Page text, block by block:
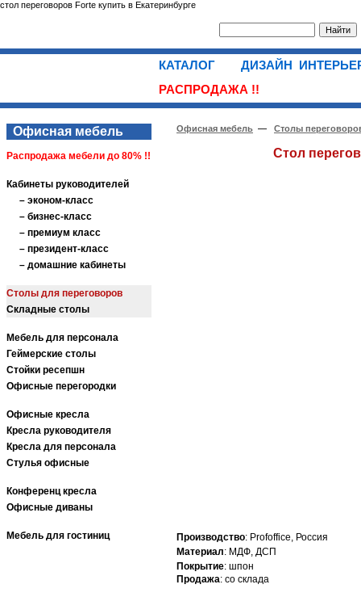
cтол переговоров Forte купить в Екатеринбурге
КАТАЛОГ
ДИЗАЙН
РАСПРОДАЖА !!
Офисная мебель
Распродажа мебели до 80% !!
Кабинеты руководителей
– эконом-класс
– бизнес-класс
– премиум класс
– президент-класс
– домашние кабинеты
Столы для переговоров
Складные столы
Мебель для персонала
Геймерские столы
Стойки ресепшн
Офисные перегородки
Офисные кресла
Кресла руководителя
Кресла для персонала
Стулья офисные
Конференц кресла
Офисные диваны
Мебель для гостиниц
Офисная мебель — Столы
Стол
Производство: Profoffice, Россия
Материал: МДФ, ДСП
Покрытие: шпон
Продажа: со склада